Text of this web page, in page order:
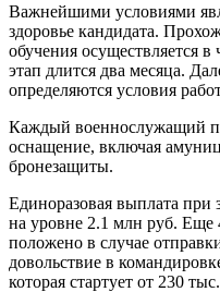
Важнейшими условиями
здоровье кандидата.
обучения осуществляется
этап длится два месяца.
определяются условия
Каждый военнослужащий
оснащение, включая
бронезащиты.
Единоразовая выплата при
на уровне 2.1 млн руб.
положено в случае
довольствие в
которая стартует от 230